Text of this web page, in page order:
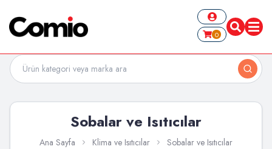
0
Sobalar ve Isıtıcılar
Ana Sayfa Klima ve Isıtıcılar Sobalar ve Isıtıcılar